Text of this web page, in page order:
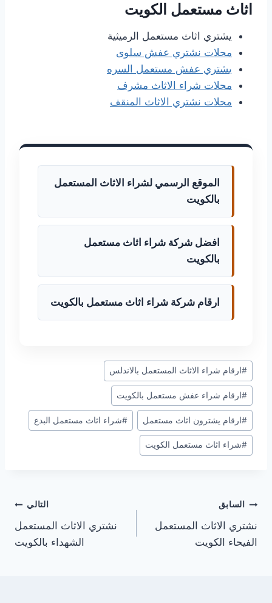
اثاث مستعمل الكويت
يشتري اثاث مستعمل الرميثية
محلات نشتري عفش سلوى
يشتري عفش مستعمل السره
محلات شراء الاثاث مشرف
محلات نشتري الاثاث المنقف
الموقع الرسمي لشراء الاثاث المستعمل
بالكويت
افضل شركة شراء اثاث مستعمل
بالكويت
ارقام شركة شراء اثاث مستعمل بالكويت
وسوم
المقال:
#ارقام شراء الاثاث المستعمل بالاندلس
#ارقام شراء عفش مستعمل بالكويت
#ارقام يشترون اثاث مستعمل #شراء اثاث مستعمل البدع
#شراء اثاث مستعمل الكويت
تصفّح
المقالات
السابق
نشتري الاثاث المستعمل
الفيحاء الكويت
التالي
نشتري الاثاث المستعمل
الشهداء بالكويت